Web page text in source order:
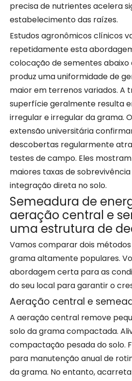
precisa de nutrientes acelera
estabelecimento das raízes.
Estudos agronômicos clínicos
repetidamente esta
colocação de sementes
produz uma uniformidade de
maior em terrenos variados. A
superfície geralmente resulta
irregular e irregular da grama.
extensão universitária
descobertas regularmente
testes de campo. Eles
maiores taxas de
integração direta no solo.
Semeadura de
aeração central e
uma estrutura de
Vamos comparar dois
grama altamente populares.
abordagem certa para as
do seu local para garantir o
Aeração central e
A aeração central remove
solo da grama compactada.
compactação pesada do solo.
para manutenção anual de
da grama. No entanto,